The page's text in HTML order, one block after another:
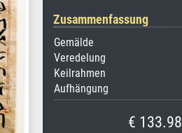
Zusammenfassung
Gemälde
Veredelung
Keilrahmen
Aufhängung
€ 133.98